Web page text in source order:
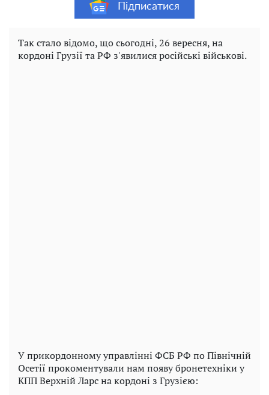
Підписатися
Так стало відомо, що сьогодні, 26 вересня, на
кордоні Грузії та РФ з'явилися російські військові.
У прикордонному управлінні ФСБ РФ по Північній
Осетії прокоментували нам появу бронетехніки у
КПП Верхній Ларс на кордоні з Грузією: